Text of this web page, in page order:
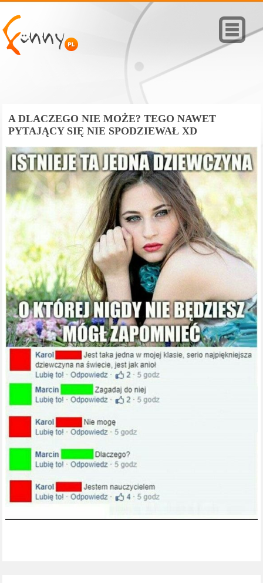
A DLACZEGO NIE MOŻE? TEGO NAWET
PYTAJĄCY SIĘ NIE SPODZIEWAŁ XD